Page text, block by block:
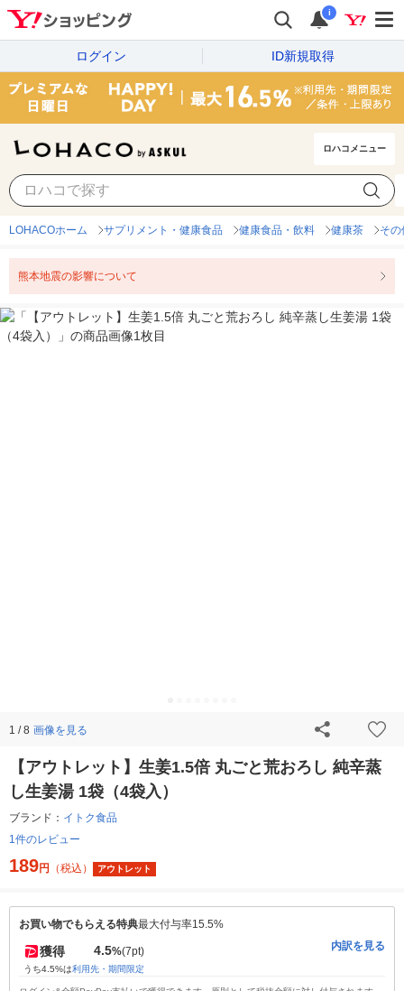
i
ログイン ID新規取得
ロハコメニュー
LOHACOホーム サプリメント・健康食品 健康食品・飲料 健康茶 その
熊本地震の影響について
1 / 8 画像を見る
【アウトレット】生姜1.5倍 丸ごと荒おろし 純辛蒸
し生姜湯 1袋（4袋入）
ブランド： イトク食品
1件のレビュー
189円 （税込） アウトレット
お買い物でもらえる特典最大付与率15.5%
獲得 4.5%(7pt)
うち4.5%は利用先・期間限定
内訳を見る